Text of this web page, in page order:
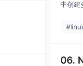
中创建
06.